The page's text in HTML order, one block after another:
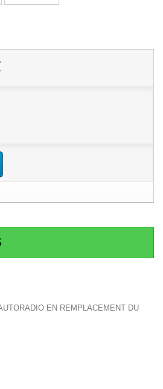
EN REMPLACEMENT DU